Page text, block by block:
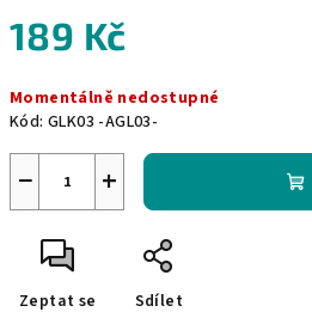
189 Kč
cena:
Momentálně nedostupné
Kód: GLK03 -AGL03-
+
−
Zeptat se Sdílet